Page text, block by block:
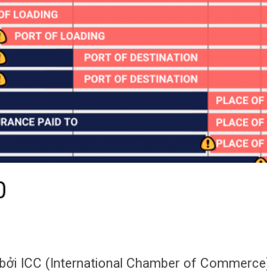
ICC (International Chamber of